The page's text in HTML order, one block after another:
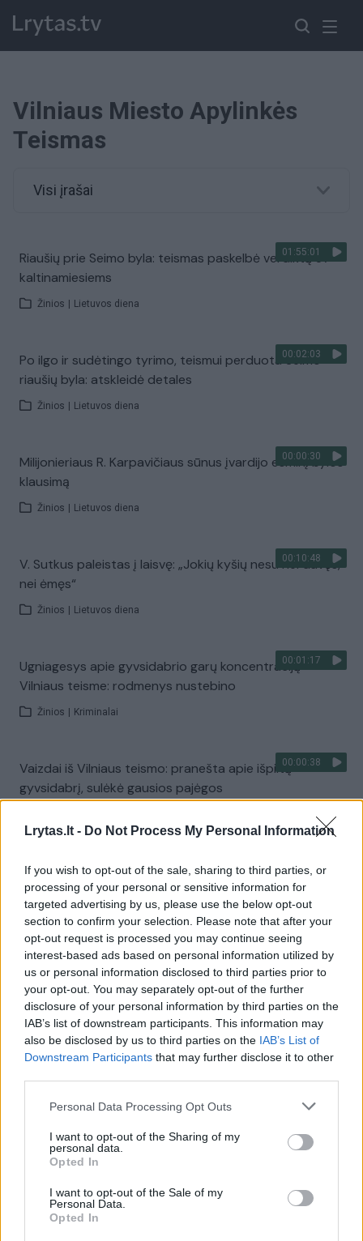
Lrytas.lt - Do Not Process My Personal Information
If you wish to opt-out of the sale, sharing to third parties, or
processing of your personal or sensitive information for
targeted advertising by us, please use the below opt-out
section to confirm your selection. Please note that after your
opt-out request is processed you may continue seeing
interest-based ads based on personal information utilized by
us or personal information disclosed to third parties prior to
your opt-out. You may separately opt-out of the further
disclosure of your personal information by third parties on the
IAB’s list of downstream participants. This information may
also be disclosed by us to third parties on the IAB’s List of
Downstream Participants that may further disclose it to other
Personal Data Processing Opt Outs
I want to opt-out of the Sharing of my
personal data.
Opted In
I want to opt-out of the Sale of my
Personal Data.
Opted In
Vilniaus Miesto Apylinkės
Teismas
Visi įrašai
01:55:01
Riaušių prie Seimo byla: teismas paskelbė verdiktą 87
kaltinamiesiems
Žinios Lietuvos diena
00:02:03
Po ilgo ir sudėtingo tyrimo, teismui perduota Seimo
riaušių byla: atskleidė detales
Žinios Lietuvos diena
00:00:30
Milijonieriaus R. Karpavičiaus sūnus įvardijo esminį bylos
klausimą
Žinios Lietuvos diena
00:10:48
V. Sutkus paleistas į laisvę: „Jokių kyšių nesu nei davęs,
nei ėmęs“
Žinios Lietuvos diena
00:01:17
Ugniagesys apie gyvsidabrio garų koncentraciją
Vilniaus teisme: rodmenys nustebino
Žinios Kriminalai
00:00:38
Vaizdai iš Vilniaus teismo: pranešta apie išpiltą
gyvsidabrį, sulėkė gausios pajėgos
00:02:58
Teisėjai susireikšminimas gali kainuoti karjerą - kolegos
dirbti kartu atsisako
Žinios Lietuvos diena
Išteisinta „Vichy“ parko darbuotoja: džiaugiuosi mūsų
teismu
Žinios Lietuvos diena
Žinios | Lietuvos diena